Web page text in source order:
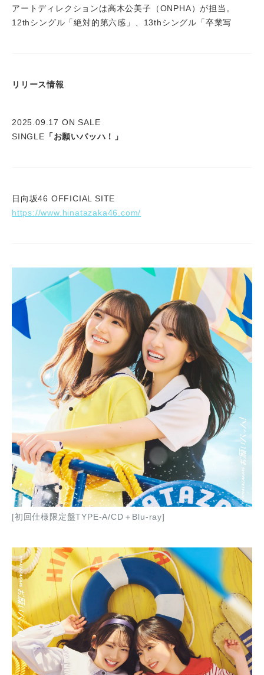
アートディレクションは高木公美子（ONPHA）が担当。
12thシングル「絶対的第六感」、13thシングル「卒業写
リリース情報
2025.09.17 ON SALE
SINGLE 「お願いバッハ！」
日向坂46 OFFICIAL SITE
https://www.hinatazaka46.com/
[初回仕様限定盤TYPE-A/CD＋Blu-ray]